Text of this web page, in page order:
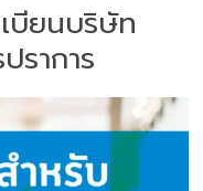
บียนบริษัท
ราการ